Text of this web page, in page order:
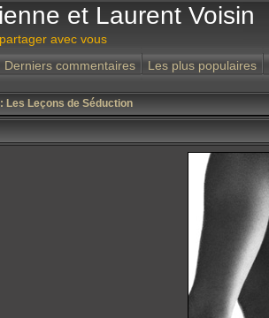
et Laurent Voisin
avec vous
Derniers commentaires Les plus populaires
Les Leçons de Séduction